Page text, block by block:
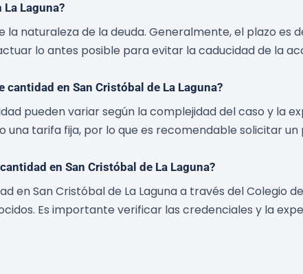
Laguna?
naturaleza de la deuda. Generalmente, el plazo es
lo antes posible para evitar la caducidad de la
en San Cristóbal de La Laguna?
pueden variar según la complejidad del caso y la
tarifa fija, por lo que es recomendable solicitar un
en San Cristóbal de La Laguna?
San Cristóbal de La Laguna a través del Colegio
Es importante verificar las credenciales y la